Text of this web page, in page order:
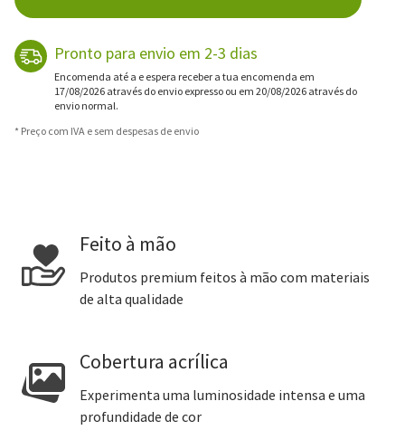
Pronto para envio em 2-3 dias
Encomenda até a e espera receber a tua encomenda em
17/08/2026 através do envio expresso ou em 20/08/2026 através do
envio normal.
* Preço com IVA e sem despesas de envio
Feito à mão
Produtos premium feitos à mão com materiais
de alta qualidade
Cobertura acrílica
Experimenta uma luminosidade intensa e uma
profundidade de cor